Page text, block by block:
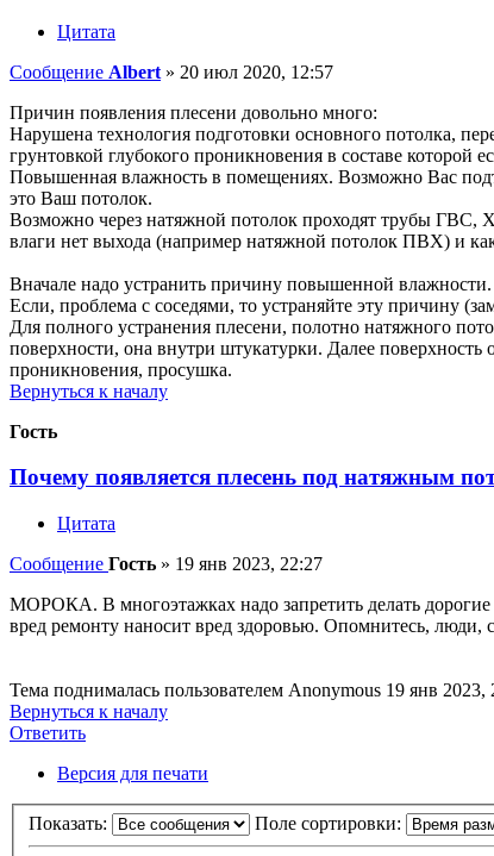
Цитата
Сообщение Albert » 20 июл 2020, 12:57
Причин появления плесени довольно много:
Нарушена технология подготовки основного потолка,
грунтовкой глубокого проникновения в составе
Повышенная влажность в помещениях. Возможно Вас
это Ваш потолок.
Возможно через натяжной потолок проходят трубы ГВС,
влаги нет выхода (например натяжной потолок ПВХ) и
Вначале надо устранить причину повышенной влажности.
Если, проблема с соседями, то устраняйте эту причину
Для полного устранения плесени, полотно натяжного
поверхности, она внутри штукатурки. Далее поверхность
проникновения, просушка.
Вернуться к началу
Гость
Почему появляется плесень под натяжным
Цитата
Сообщение Гость » 19 янв 2023, 22:27
МОРОКА. В многоэтажках надо запретить делать дорогие
вред ремонту наносит вред здоровью. Опомнитесь, люди,
Тема поднималась пользователем Anonymous 19 янв 2023,
Вернуться к началу
Ответить
Ответить
Версия для печати
Показать: Поле сортировки: